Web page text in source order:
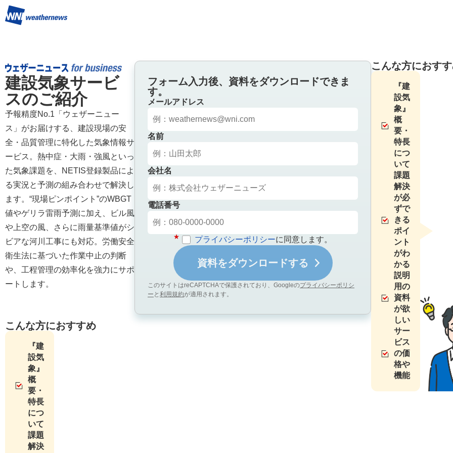
建設気象サービ
スのご紹介
予報精度No.1「ウェザーニュー
ス」がお届けする、建設現場の安
全・品質管理に特化した気象情報サ
ービス。熱中症・大雨・強風といっ
た気象課題を、NETIS登録製品によ
る実況と予測の組み合わせで解決し
ます。“現場ピンポイント”のWBGT
値やゲリラ雷雨予測に加え、ビル風
や上空の風、さらに雨量基準値がシ
ビアな河川工事にも対応。労働安全
衛生法に基づいた作業中止の判断
や、工程管理の効率化を強力にサポ
ートします。
こんな方におすすめ
『建
設気
象』
概
要・
特長
につ
いて
課題
解決
フォーム入力後、資料をダウンロードできま
す。
メールアドレス
名前
会社名
電話番号
プライバシーポリシーに同意します。
このサイトはreCAPTCHAで保護されており、Googleのプライバシーポリシ
ー と 利用規約が適用されます。
こんな方におす
『建
設気
象』
概
要・
特長
につ
いて
課題
解決
が必
ずで
きる
ポイ
ント
がわ
かる
説明
用の
資料
が欲
しい
サー
ビス
の価
格や
機能